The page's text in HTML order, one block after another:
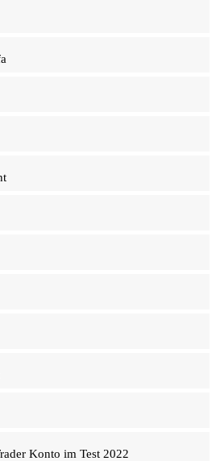
Konto im Test 2022